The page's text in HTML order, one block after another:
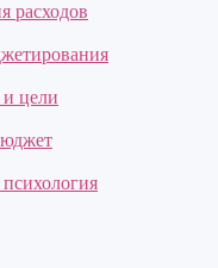
расходов
цели